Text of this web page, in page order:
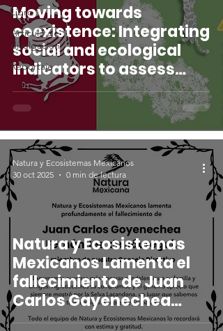
Libro
Artículo de
divulgación
Reportaje
Moving towards
coexistence: Integrating
social and ecological
indicators to assess
human-jaguar conflict
mitigation in southern
Mexico
Natura y Ecosistemas
Mexicanos Lamenta el
fallecimiento de Juan
Carlos Gayenechea
Fernández de Jáuregui
Natura y Ecosistemas Mexicanos
30 oct 2025
0 min de lectura